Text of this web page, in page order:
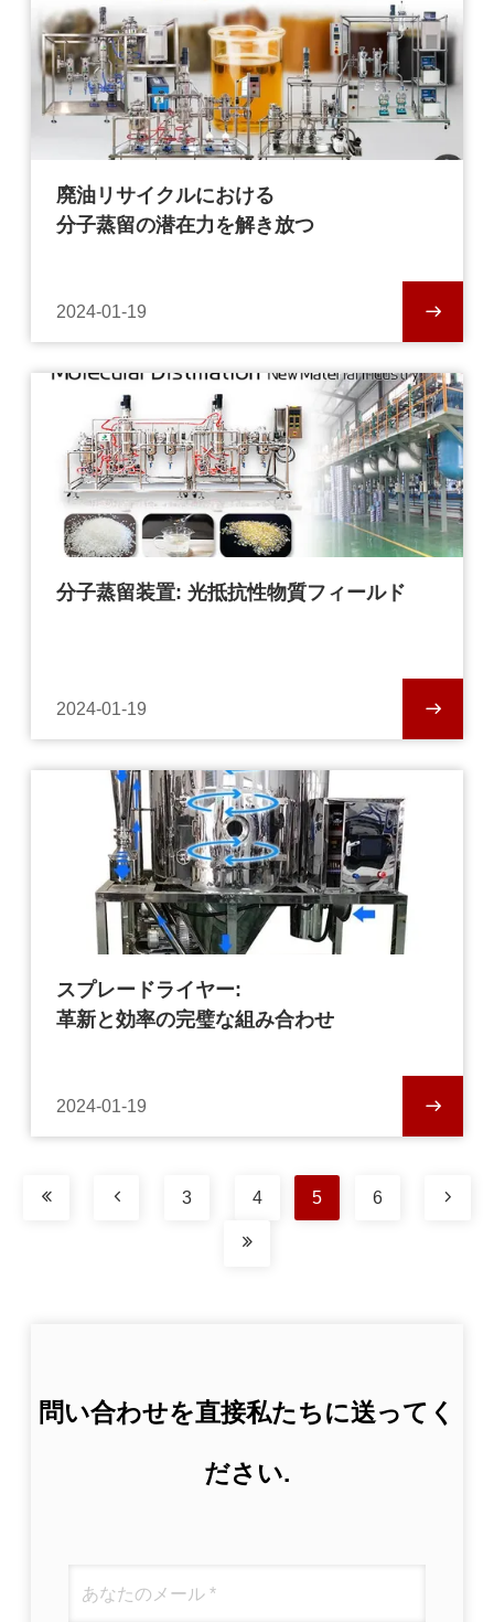
廃油リサイクルにおける
分子蒸留の潜在力を解き放つ
2024-01-19
分子蒸留装置: 光抵抗性物質フィールド
2024-01-19
スプレードライヤー:
革新と効率の完璧な組み合わせ
2024-01-19
3 4 5 6
問い合わせを直接私たちに送ってく
ださい.